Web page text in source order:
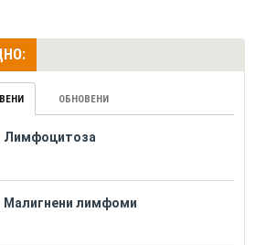
ОБНОВЕНИ
Лимфоцитоза
Малигнени лимфоми